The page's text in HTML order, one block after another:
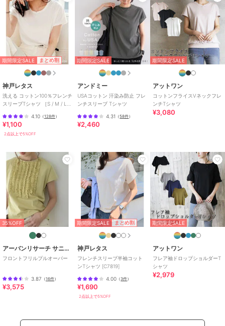
イネック・タートルネック
/レギ
ュラー丈(トップス)
Tシャツ・カットソー
綿・コットン素材/綿100％
ットソー素材
/ボーダー
/半袖/ラグランスリーブ/ハ
イネック・タートルネック
ュラー丈(トップス)
原産国 バングラデシュ
期間限定SALE まとめ割
神戸レタス
洗える コットン100％フレンチ
スリーブTシャツ ［S / M / L］
4.10 （128件）
¥1,100
2点以上で5%OFF
期間限定SALE
アンドミー
USAコットン 汗染み防止 フレ
ンチスリーブ Tシャツ
4.31 （58件）
¥2,460
期間限定SALE
アットワン
コットンフライスVネックフレ
ンチTシャツ
¥3,080
35%OFF
アーバンリサーチ サニーレーベル
フロントフリルプルオーバー
3.87 （16件）
¥3,575
期間限定SALE まとめ割
神戸レタス
フレンチスリーブ半袖コット
ンTシャツ [C7819]
4.00 （3件）
¥1,690
2点以上で5%OFF
期間限定SALE
アットワン
フレア袖ドロップショルダーT
シャツ
¥2,979